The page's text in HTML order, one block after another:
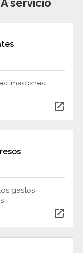
servicio
open_in_new
gastos
open_in_new